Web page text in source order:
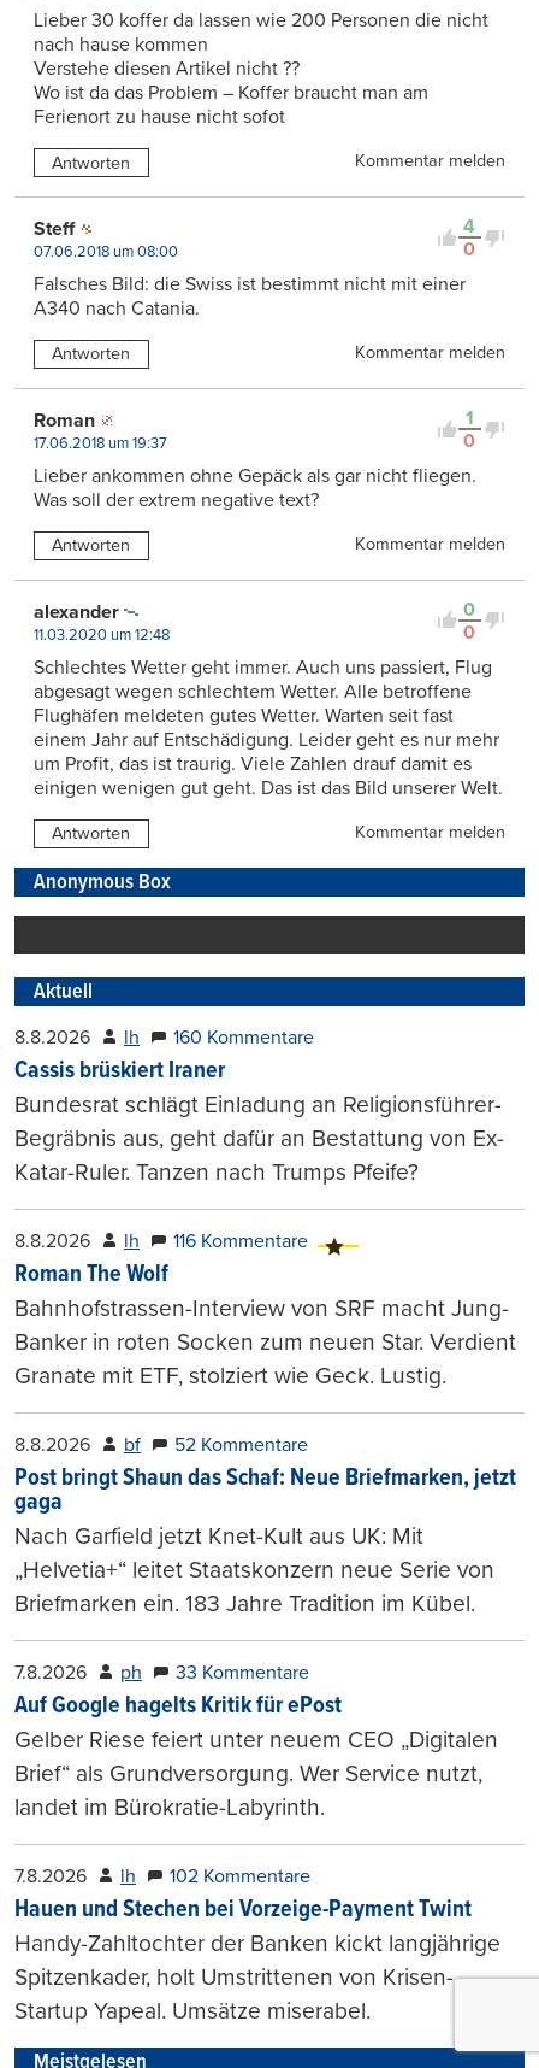
Lieber 30 koffer da lassen wie 200 Personen die nicht
nach hause kommen
Verstehe diesen Artikel nicht ??
Wo ist da das Problem – Koffer braucht man am
Ferienort zu hause nicht sofot
Antworten Kommentar melden
4
0
Steff
07.06.2018 um 08:00
Falsches Bild: die Swiss ist bestimmt nicht mit einer
A340 nach Catania.
Antworten Kommentar melden
1
0
Roman
17.06.2018 um 19:37
Lieber ankommen ohne Gepäck als gar nicht fliegen.
Was soll der extrem negative text?
Antworten Kommentar melden
0
0
alexander
11.03.2020 um 12:48
Schlechtes Wetter geht immer. Auch uns passiert, Flug
abgesagt wegen schlechtem Wetter. Alle betroffene
Flughäfen meldeten gutes Wetter. Warten seit fast
einem Jahr auf Entschädigung. Leider geht es nur mehr
um Profit, das ist traurig. Viele Zahlen drauf damit es
einigen wenigen gut geht. Das ist das Bild unserer Welt.
Antworten Kommentar melden
Anonymous Box
Aktuell
8.8.2026 lh 160 Kommentare
Cassis brüskiert Iraner
Bundesrat schlägt Einladung an Religionsführer-
Begräbnis aus, geht dafür an Bestattung von Ex-
Katar-Ruler. Tanzen nach Trumps Pfeife?
8.8.2026 lh 116 Kommentare
Roman The Wolf
Bahnhofstrassen-Interview von SRF macht Jung-
Banker in roten Socken zum neuen Star. Verdient
Granate mit ETF, stolziert wie Geck. Lustig.
8.8.2026 bf 52 Kommentare
Post bringt Shaun das Schaf: Neue Briefmarken, jetzt
gaga
Nach Garfield jetzt Knet-Kult aus UK: Mit
„Helvetia+“ leitet Staatskonzern neue Serie von
Briefmarken ein. 183 Jahre Tradition im Kübel.
7.8.2026 ph 33 Kommentare
Auf Google hagelts Kritik für ePost
Gelber Riese feiert unter neuem CEO „Digitalen
Brief“ als Grundversorgung. Wer Service nutzt,
landet im Bürokratie-Labyrinth.
7.8.2026 lh 102 Kommentare
Hauen und Stechen bei Vorzeige-Payment Twint
Handy-Zahltochter der Banken kickt langjährige
Spitzenkader, holt Umstrittenen von Krisen-
Startup Yapeal. Umsätze miserabel.